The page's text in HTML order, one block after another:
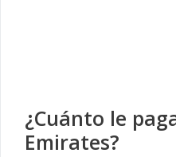
¿Cuánto le
Emirates?